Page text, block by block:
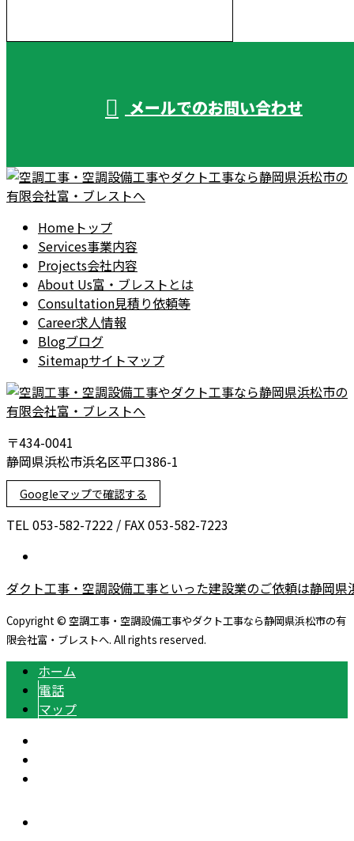
メールでのお問い合わせ
Home トップ
Services事業内容
Projects会社内容
About Us富・ブレストとは
Consultation見積り依頼等
Career求人情報
Blogブログ
Sitemapサイトマップ
〒434-0041
静岡県浜松市浜名区平口386-1
Googleマップで確認する
TEL 053-582-7222 / FAX 053-582-7223
ダクト工事・空調設備工事といった建設業のご依頼は静岡
Copyright © 空調工事・空調設備工事やダクト工事なら静岡県浜松市の有
限会社富・ブレストへ. All rights reserved.
ホーム
電話
マップ